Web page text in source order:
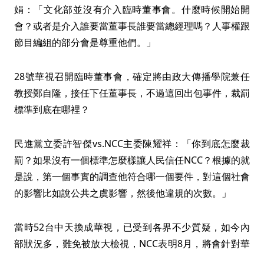
娟：「文化部並沒有介入臨時董事會。什麼時候開始開
會？或者是介入誰要當董事長誰要當總經理嗎？人事權跟
節目編組的部分會是尊重他們。」
28號華視召開臨時董事會，確定將由政大傳播學院兼任
教授鄭自隆，接任下任董事長，不過這回出包事件，裁罰
標準到底在哪裡？
民進黨立委許智傑vs.NCC主委陳耀祥：「你到底怎麼裁
罰？如果沒有一個標準怎麼樣讓人民信任NCC？根據的就
是說，第一個事實的調查他符合哪一個要件，對這個社會
的影響比如說公共之虞影響，然後他違規的次數。」
當時52台中天換成華視，已受到各界不少質疑，如今內
部狀況多，難免被放大檢視，NCC表明8月，將會針對華